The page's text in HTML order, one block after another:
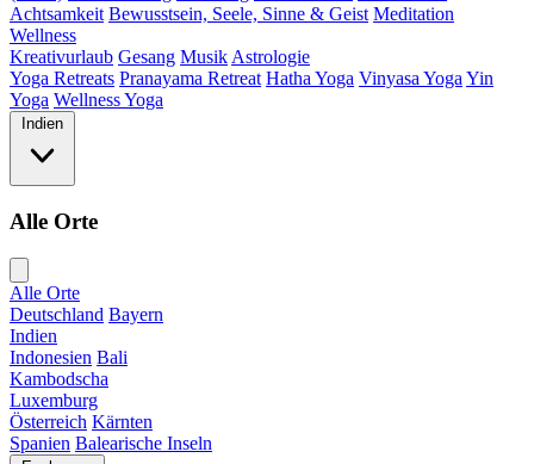
Achtsamkeit Bewusstsein, Seele, Sinne & Geist Meditation
Wellness
Kreativurlaub Gesang Musik Astrologie
Yoga Retreats Pranayama Retreat Hatha Yoga Vinyasa Yoga Yin
Yoga Wellness Yoga
Indien
Alle Orte
Alle Orte
Deutschland Bayern
Indien
Indonesien Bali
Kambodscha
Luxemburg
Österreich Kärnten
Spanien Balearische Inseln